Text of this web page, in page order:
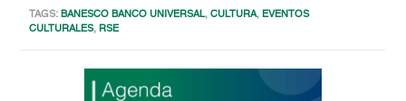
TAGS:BANESCO BANCO UNIVERSAL,CULTURA, EVENTOS
CULTURALES, RSE